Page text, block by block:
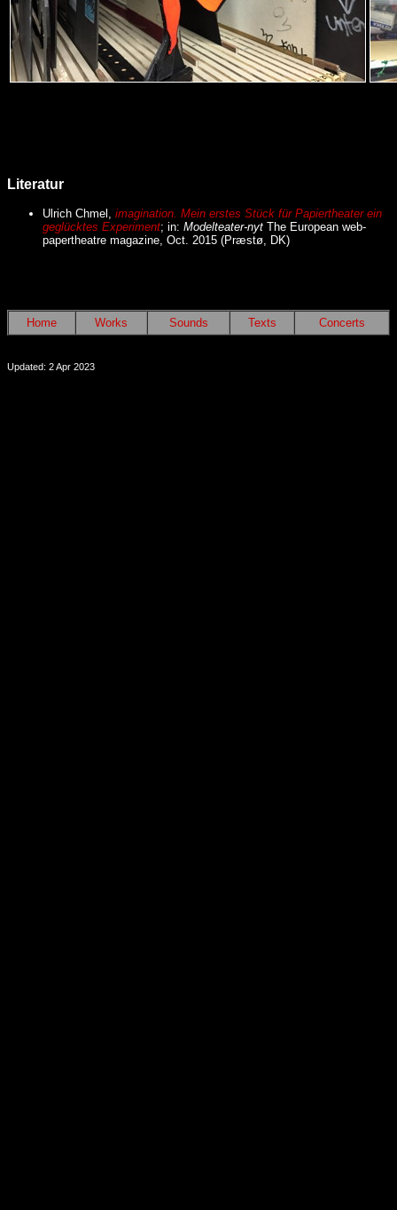
Literatur
Ulrich Chmel, imagination. Mein erstes Stück für Papiertheater ein
geglücktes Experiment; in: Modelteater-nyt The European web-
papertheatre magazine, Oct. 2015 (Præstø, DK)
Home Works Sounds Texts Concerts
Updated: 2 Apr 2023